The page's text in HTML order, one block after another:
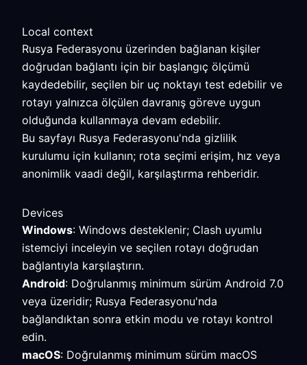
Local context
Rusya Federasyonu üzerinden bağlanan kişiler
doğrudan bağlantı için bir başlangıç ölçümü
kaydedebilir, seçilen bir uç noktayı test edebilir ve
rotayı yalnızca ölçülen davranış göreve uygun
olduğunda kullanmaya devam edebilir.
Bu sayfayı Rusya Federasyonu'nda gizlilik
kurulumu için kullanın; rota seçimi erişim, hız veya
anonimlik vaadi değil, karşılaştırma rehberidir.
Devices
Windows: Windows desteklenir; Clash uyumlu
istemciyi inceleyin ve seçilen rotayı doğrudan
bağlantıyla karşılaştırın.
Android: Doğrulanmış minimum sürüm Android 7.0
veya üzeridir; Rusya Federasyonu'nda
bağlandıktan sonra etkin modu ve rotayı kontrol
edin.
macOS: Doğrulanmış minimum sürüm macOS